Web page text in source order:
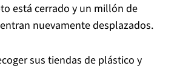
está cerrado y un millón de
nuevamente desplazados.
sus tiendas de plástico y